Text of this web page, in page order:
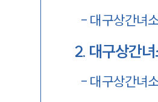
- 대구상간녀
2. 대구상간
- 대구상간녀